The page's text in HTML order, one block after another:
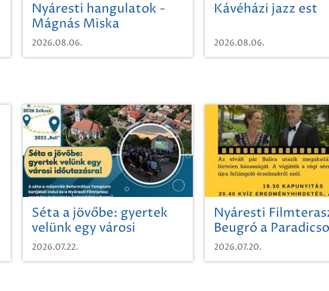
Nyáresti hangulatok -
Mágnás Miska
2026.08.06.
Kávéházi jazz est
2026.08.06.
Séta a jövőbe: gyertek
velünk egy városi
időutazásra!
2026.07.22.
Nyáresti
Beugró a
2026.07.20.